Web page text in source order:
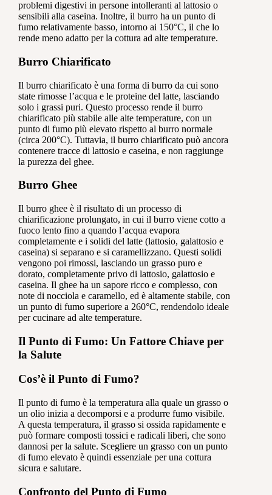
problemi digestivi in persone intolleranti al lattosio o
sensibili alla caseina. Inoltre, il burro ha un punto di
fumo relativamente basso, intorno ai 150°C, il che lo
rende meno adatto per la cottura ad alte temperature.
Burro Chiarificato
Il burro chiarificato è una forma di burro da cui sono
state rimosse l’acqua e le proteine del latte, lasciando
solo i grassi puri. Questo processo rende il burro
chiarificato più stabile alle alte temperature, con un
punto di fumo più elevato rispetto al burro normale
(circa 200°C). Tuttavia, il burro chiarificato può ancora
contenere tracce di lattosio e caseina, e non raggiunge
la purezza del ghee.
Burro Ghee
Il burro ghee è il risultato di un processo di
chiarificazione prolungato, in cui il burro viene cotto a
fuoco lento fino a quando l’acqua evapora
completamente e i solidi del latte (lattosio, galattosio e
caseina) si separano e si caramellizzano. Questi solidi
vengono poi rimossi, lasciando un grasso puro e
dorato, completamente privo di lattosio, galattosio e
caseina. Il ghee ha un sapore ricco e complesso, con
note di nocciola e caramello, ed è altamente stabile, con
un punto di fumo superiore a 260°C, rendendolo ideale
per cucinare ad alte temperature.
Il Punto di Fumo: Un Fattore Chiave per
la Salute
Cos’è il Punto di Fumo?
Il punto di fumo è la temperatura alla quale un grasso o
un olio inizia a decomporsi e a produrre fumo visibile.
A questa temperatura, il grasso si ossida rapidamente e
può formare composti tossici e radicali liberi, che sono
dannosi per la salute. Scegliere un grasso con un punto
di fumo elevato è quindi essenziale per una cottura
sicura e salutare.
Confronto del Punto di Fumo